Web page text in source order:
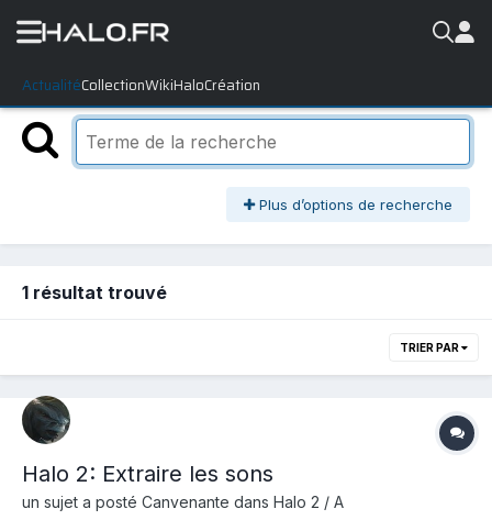
ActualitéCollectionWikiHaloCréation
Plus d’options de recherche
1 résultat trouvé
TRIER PAR
Halo 2: Extraire les sons
un sujet a posté Canvenante dans Halo 2 / A